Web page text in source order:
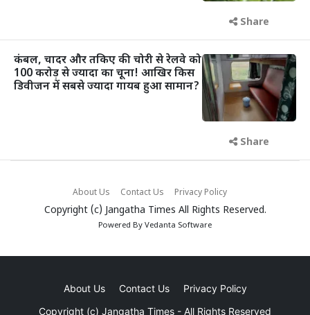
Share
कंबल, चादर और तकिए की चोरी से रेलवे को
100 करोड़ से ज्यादा का चूना! आखिर किस
डिवीजन में सबसे ज्यादा गायब हुआ सामान?
Share
About Us Contact Us Privacy Policy
Copyright (c) Jangatha Times All Rights Reserved.
Powered By Vedanta Software
About Us Contact Us
Privacy Policy
Copyright (c) Jangatha Times - All Rights Reserved